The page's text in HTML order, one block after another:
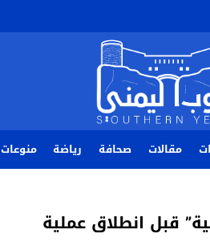
مقالات صحافة رياضة منوعات
قبل انطلاق عملية